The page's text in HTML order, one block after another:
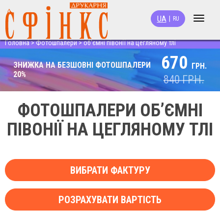
Toggle
UA RU
Головна>Фотошпалери>об'ємні півонії на цегляному тлі
ЗНИЖКА НА БЕЗШОВНІ ФОТОШПАЛЕРИ
20%
670 ГРН.
840ГРН.
ФОТОШПАЛЕРИ ОБ’ЄМНІ
ПІВОНІЇ НА ЦЕГЛЯНОМУ ТЛІ
ВИБРАТИ ФАКТУРУ
РОЗРАХУВАТИ ВАРТІСТЬ